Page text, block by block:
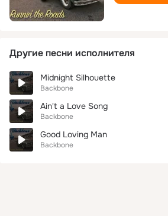
Другие песни исполнителя
Midnight Silhouette
Backbone
Ain't a Love Song
Backbone
Good Loving Man
Backbone